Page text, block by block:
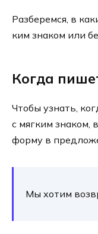
Разберемся, в
ким зна­ком или
Когда
Чтобы узнать,
с мяг­ким зна­ком,
фор­му в
Мы хотим